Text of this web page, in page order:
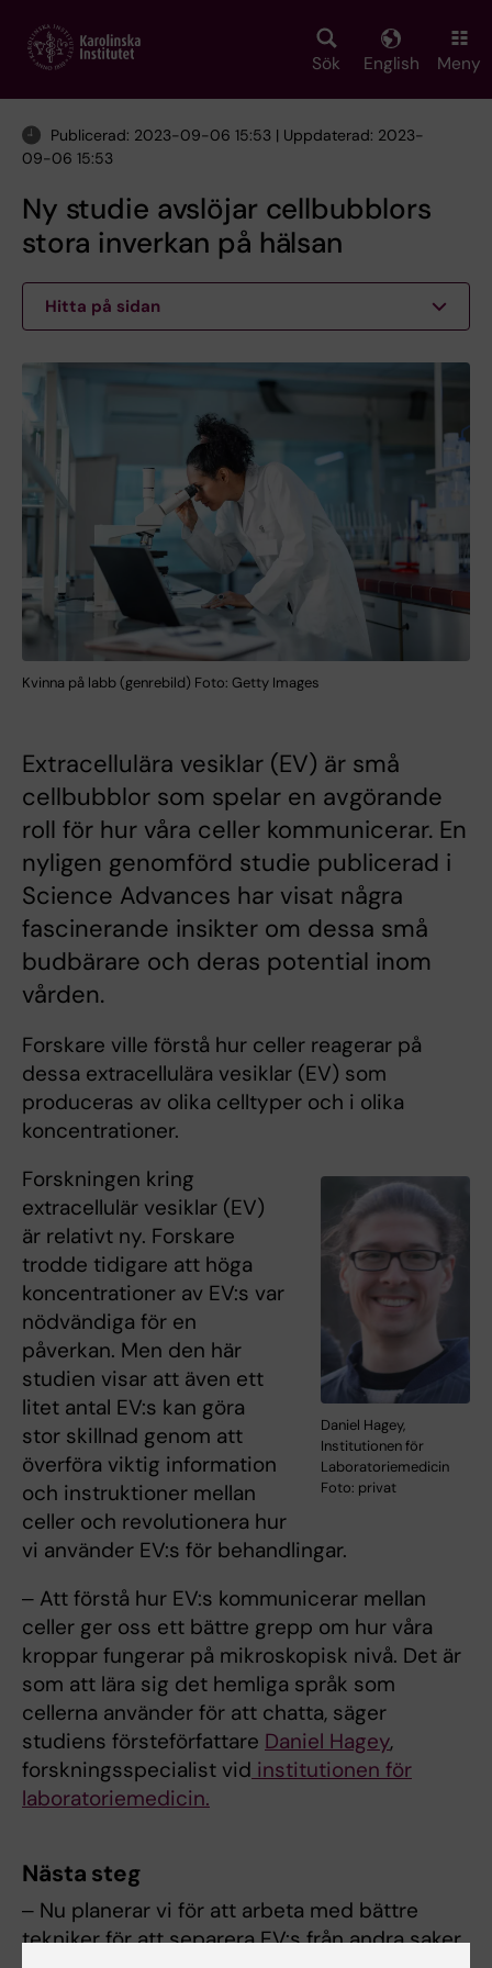
main
Sök English Meny
Publicerad: 2023-09-06 15:53 | Uppdaterad: 2023-
09-06 15:53
Ny studie avslöjar cellbubblors
stora inverkan på hälsan
Hitta på sidan
Kvinna på labb (genrebild) Foto: Getty Images
Extracellulära vesiklar (EV) är små
cellbubblor som spelar en avgörande
roll för hur våra celler kommunicerar. En
nyligen genomförd studie publicerad i
Science Advances har visat några
fascinerande insikter om dessa små
budbärare och deras potential inom
vården.
Forskare ville förstå hur celler reagerar på
dessa extracellulära vesiklar (EV) som
produceras av olika celltyper och i olika
koncentrationer.
Daniel Hagey,
Institutionen för
Laboratoriemedicin
Foto: privat
Forskningen kring
extracellulär vesiklar (EV)
är relativt ny. Forskare
trodde tidigare att höga
koncentrationer av EV:s var
nödvändiga för en
påverkan. Men den här
studien visar att även ett
litet antal EV:s kan göra
stor skillnad genom att
överföra viktig information
och instruktioner mellan
celler och revolutionera hur
vi använder EV:s för behandlingar.
‒ Att förstå hur EV:s kommunicerar mellan
celler ger oss ett bättre grepp om hur våra
kroppar fungerar på mikroskopisk nivå. Det är
som att lära sig det hemliga språk som
cellerna använder för att chatta, säger
studiens försteförfattare Daniel Hagey,
forskningsspecialist vid institutionen för
laboratoriemedicin.
Nästa steg
‒ Nu planerar vi för att arbeta med bättre
tekniker för att separera EV:s från andra saker